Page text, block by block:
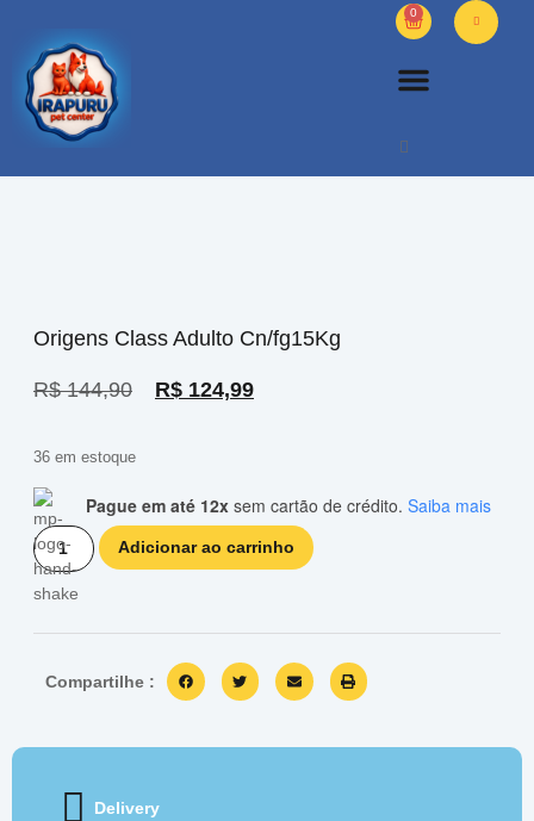
0
Origens Class Adulto Cn/fg15Kg
R$144,90 R$ 124,99
36 em estoque
Pague em até 12x sem cartão de crédito. Saiba mais
Adicionar ao carrinho
Compartilhe :
Delivery